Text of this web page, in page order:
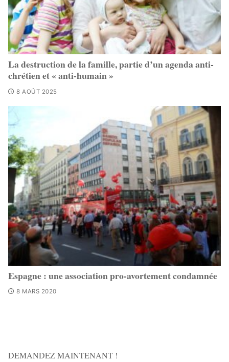
La destruction de la famille, partie d’un agenda anti-
chrétien et « anti-humain »
8 AOÛT 2025
Espagne : une association pro-avortement condamnée
8 MARS 2020
DEMANDEZ MAINTENANT !